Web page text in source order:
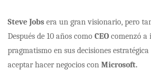
Steve Jobs era un gran visionario, pero
Después de 10 años como CEO comenzó a
pragmatismo en sus decisiones
aceptar hacer negocios con Microsoft.